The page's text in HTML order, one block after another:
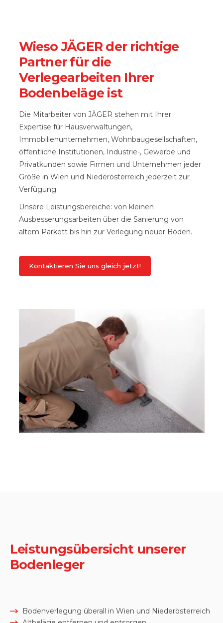
Wieso JÄGER der richtige
Partner für die
Verlegearbeiten Ihrer
Bodenbeläge ist
Die Mitarbeiter von JÄGER stehen mit Ihrer
Expertise für Hausverwaltungen,
Immobilienunternehmen, Wohnbaugesellschaften,
öffentliche Institutionen, Industrie-, Gewerbe und
Privatkunden sowie Firmen und Unternehmen jeder
Größe in Wien und Niederösterreich jederzeit zur
Verfügung.
Unsere Leistungsbereiche: von kleinen
Ausbesserungsarbeiten über die Sanierung von
altem Parkett bis hin zur Verlegung neuer Böden.
Kontaktieren Sie uns gleich jetzt!
Leistungsübersicht unserer
Bodenleger
Bodenverlegung überall in Wien und Niederösterreich